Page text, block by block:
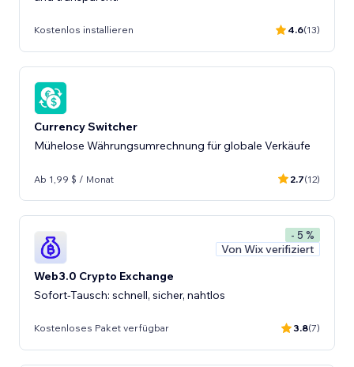
Kostenlos installieren 4.6(13)
Currency Switcher
Mühelose Währungsumrechnung für globale Verkäufe
Ab 1,99 $ / Monat 2.7(12)
- 5 %
Von Wix verifiziert
Web3.0 Crypto Exchange
Sofort-Tausch: schnell, sicher, nahtlos
Kostenloses Paket verfügbar 3.8(7)